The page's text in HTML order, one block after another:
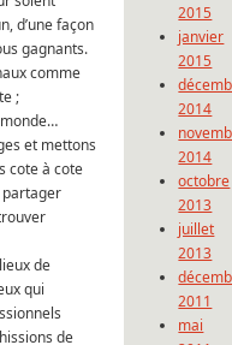
d’une façon
gagnants.
comme
;
et mettons
cote à cote
partager
de
qui
de
2015
janvier
2015
2014
2014
octobre
2013
juillet
2013
2011
mai